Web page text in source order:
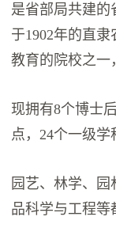
是省部局共建的
于1902年的直
教育的院校之一
现拥有8个博士
点，24个一级学
园艺、林学、
品科学与工程等